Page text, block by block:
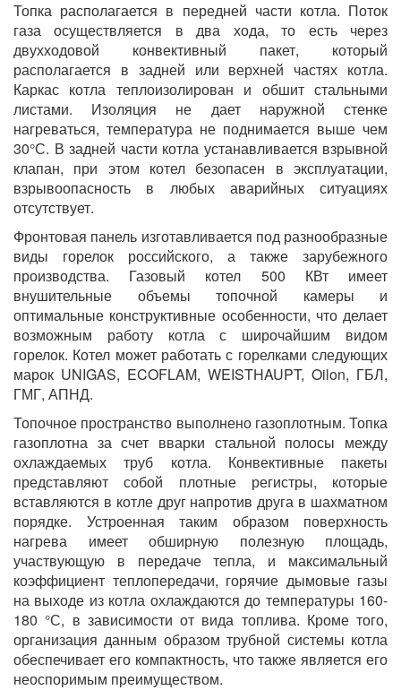
Топка располагается в передней части котла. Поток
газа осуществляется в два хода, то есть через
двухходовой конвективный пакет, который
располагается в задней или верхней частях котла.
Каркас котла теплоизолирован и обшит стальными
листами. Изоляция не дает наружной стенке
нагреваться, температура не поднимается выше чем
30°С. В задней части котла устанавливается взрывной
клапан, при этом котел безопасен в эксплуатации,
взрывоопасность в любых аварийных ситуациях
отсутствует.
Фронтовая панель изготавливается под разнообразные
виды горелок российского, а также зарубежного
производства. Газовый котел 500 КВт имеет
внушительные объемы топочной камеры и
оптимальные конструктивные особенности, что делает
возможным работу котла с широчайшим видом
горелок. Котел может работать с горелками следующих
марок UNIGAS, ECOFLAM, WEISTHAUPT, Oilon, ГБЛ,
ГМГ, АПНД.
Топочное пространство выполнено газоплотным. Топка
газоплотна за счет вварки стальной полосы между
охлаждаемых труб котла. Конвективные пакеты
представляют собой плотные регистры, которые
вставляются в котле друг напротив друга в шахматном
порядке. Устроенная таким образом поверхность
нагрева имеет обширную полезную площадь,
участвующую в передаче тепла, и максимальный
коэффициент теплопередачи, горячие дымовые газы
на выходе из котла охлаждаются до температуры 160-
180 °С, в зависимости от вида топлива. Кроме того,
организация данным образом трубной системы котла
обеспечивает его компактность, что также является его
неоспоримым преимуществом.